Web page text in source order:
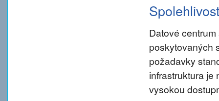
Spolehlivost
Datové
poskytovaných
požadavky
infrastruktura je
vysokou